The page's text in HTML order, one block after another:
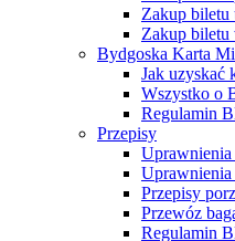
Zakup biletu
Zakup biletu
Bydgoska Karta
Jak uzyskać
Wszystko o
Regulamin
Przepisy
Przepisy
Przewóz
Regulamin